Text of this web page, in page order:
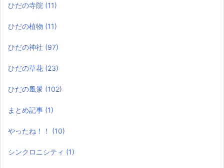
ひだの寺院 (11)
ひだの植物 (11)
ひだの神社 (97)
ひだの草花 (23)
ひだの風景 (102)
まとめ記事 (1)
やったね！！ (10)
シンクロニシティ (1)